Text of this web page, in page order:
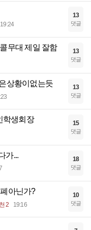
19:24
13
댓글
무대 제일 잘함 13
댓글
상황이없는듯 13
댓글
학생회장 15
댓글
가... 18
댓글
아닌가?
2 19:16
10
댓글